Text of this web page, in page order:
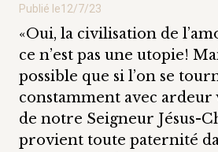
Publié le12/7/23
«Oui, la civilisation de
ce n’est pas une utopie!
possible que si l’on se
constamment avec ardeur
de notre Seigneur Jésus-
provient toute paternité